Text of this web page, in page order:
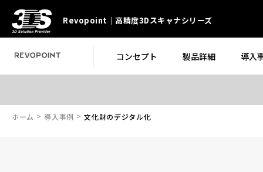
Revopoint｜高精度3Dスキャナシリーズ
コンセプト 製品詳細 導入
ホーム 導入事例 文化財のデジタル化